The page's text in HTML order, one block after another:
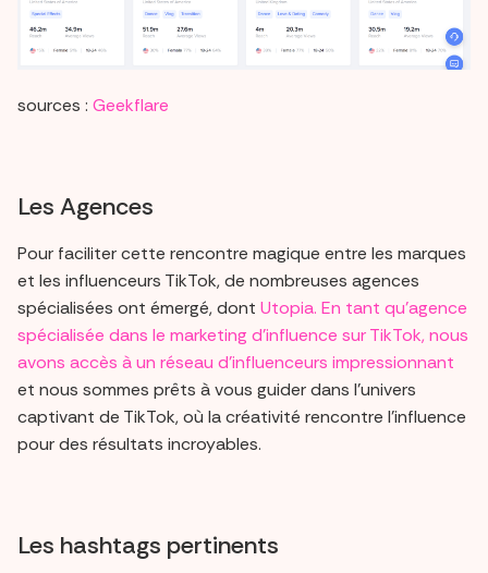
sources : Geekflare
Les Agences
Pour faciliter cette rencontre magique entre les marques
et les influenceurs TikTok, de nombreuses agences
spécialisées ont émergé, dont Utopia. En tant qu'agence
spécialisée dans le marketing d'influence sur TikTok, nous
avons accès à un réseau d'influenceurs impressionnant
et nous sommes prêts à vous guider dans l'univers
captivant de TikTok, où la créativité rencontre l'influence
pour des résultats incroyables.
Les hashtags pertinents